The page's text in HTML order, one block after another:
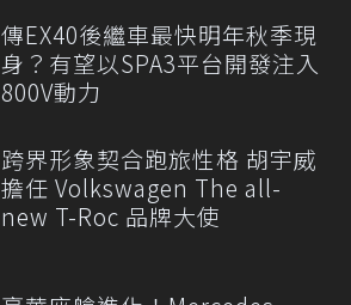
傳EX40後繼車最快明年秋季現
身？有望以SPA3平台開發注入
800V動力
跨界形象契合跑旅性格 胡宇威
擔任 Volkswagen The all-
new T-Roc 品牌大使